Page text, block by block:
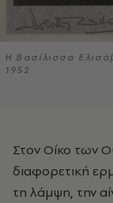
Η Βασίλισσα
1952
Στον Οίκο των Ουίνδσορ τα πορτραίτα αποκτούν
διαφορετική
τη λάμψη, την